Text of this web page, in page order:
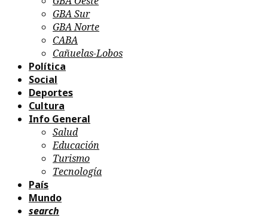
GBA Sur
GBA Norte
CABA
Cañuelas-Lobos
Política
Social
Deportes
Cultura
Info General
Salud
Educación
Turismo
Tecnología
País
Mundo
search